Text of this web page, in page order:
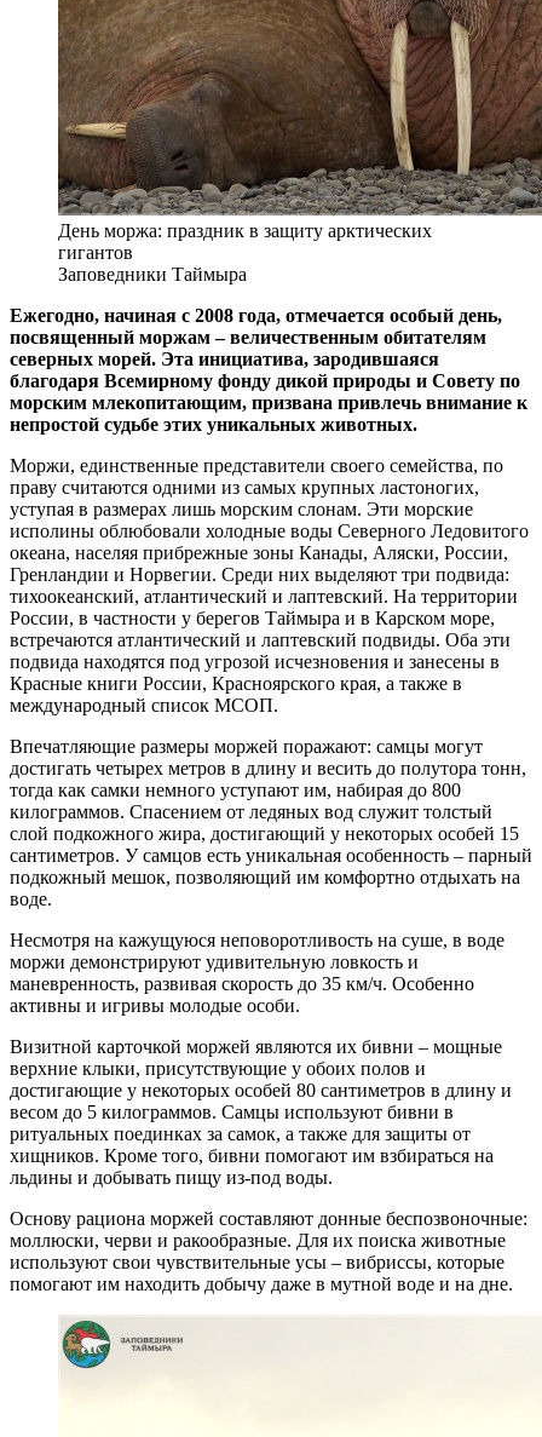
День моржа: праздник в защиту арктических
гигантов
Заповедники Таймыра
Ежегодно, начиная с 2008 года, отмечается особый день,
северных морей. Эта инициатива, зародившаяся
благодаря Всемирному фонду дикой природы и Совету по
морским млекопитающим, призвана привлечь внимание к
непростой судьбе этих уникальных животных.
Моржи, единственные представители своего семейства, по
уступая в размерах лишь морским слонам. Эти морские
исполины облюбовали холодные воды Северного Ледовитого
океана, населяя прибрежные зоны Канады, Аляски, России,
Гренландии и Норвегии. Среди них выделяют три подвида:
тихоокеанский, атлантический и лаптевский. На территории
России, в частности у берегов Таймыра и в Карском море,
встречаются атлантический и лаптевский подвиды. Оба эти
подвида находятся под угрозой исчезновения и занесены в
Красные книги России, Красноярского края, а также в
международный список МСОП.
Впечатляющие размеры моржей поражают: самцы могут
тогда как самки немного уступают им, набирая до 800
килограммов. Спасением от ледяных вод служит толстый
слой подкожного жира, достигающий у некоторых особей 15
сантиметров. У самцов есть уникальная особенность – парный
подкожный мешок, позволяющий им комфортно отдыхать на
воде.
Несмотря на кажущуюся неповоротливость на суше, в воде
маневренность, развивая скорость до 35 км/ч. Особенно
активны и игривы молодые особи.
Визитной карточкой моржей являются их бивни – мощные
достигающие у некоторых особей 80 сантиметров в длину и
весом до 5 килограммов. Самцы используют бивни в
ритуальных поединках за самок, а также для защиты от
хищников. Кроме того, бивни помогают им взбираться на
льдины и добывать пищу из-под воды.
Основу рациона моржей составляют донные беспозвоночные:
используют свои чувствительные усы – вибриссы, которые
помогают им находить добычу даже в мутной воде и на дне.